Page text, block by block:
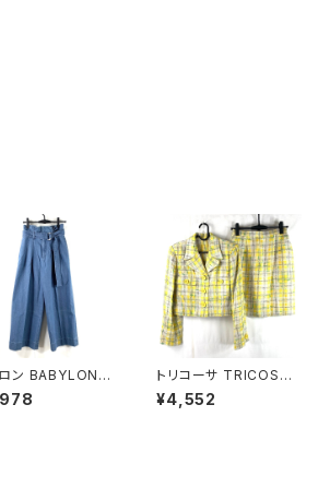
ン BABYLONE
パンツ ワイド ベ
き 青系 38サイズ
トリコーサ TRICOSA
セットアップ スーツ ジャ
ケット スカート 肩パッド
¥4,552